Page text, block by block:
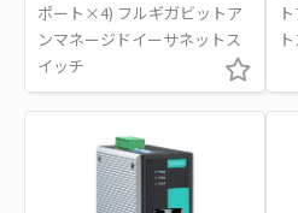
ポート×4) フルギガビットア
ンマネージドイーサネットス
イッチ